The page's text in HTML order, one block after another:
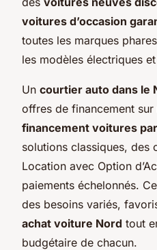
voitures d’occasion
toutes les marques
les modèles électriques
Un courtier auto dans le
offres de financement sur
financement voitures
solutions classiques, des
Location avec Option
paiements échelonnés.
des besoins variés,
achat voiture Nord tout
budgétaire de chacun.